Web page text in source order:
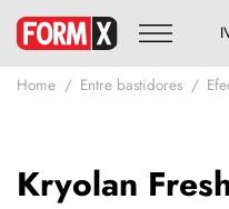
Home Entre bastidores
Kryolan